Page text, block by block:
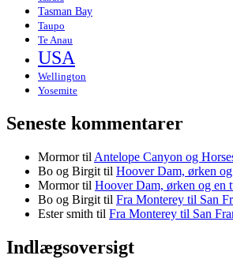
Tasman Bay
Taupo
Te Anau
USA
Wellington
Yosemite
Seneste kommentarer
Mormortil Antelope Canyon og
Bo og Birgit til Hoover Dam, ørken
Mormortil Hoover Dam, ørken og en
Bo og Birgit til Fra Monterey til San
Ester smith til Fra Monterey til San
Indlægsoversigt